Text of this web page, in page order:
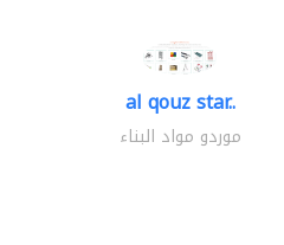
al qouz star..
موردو مواد البناء